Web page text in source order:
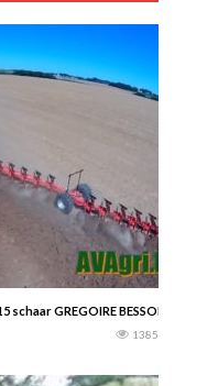
schaar GREGOIRE BESSON.
1385